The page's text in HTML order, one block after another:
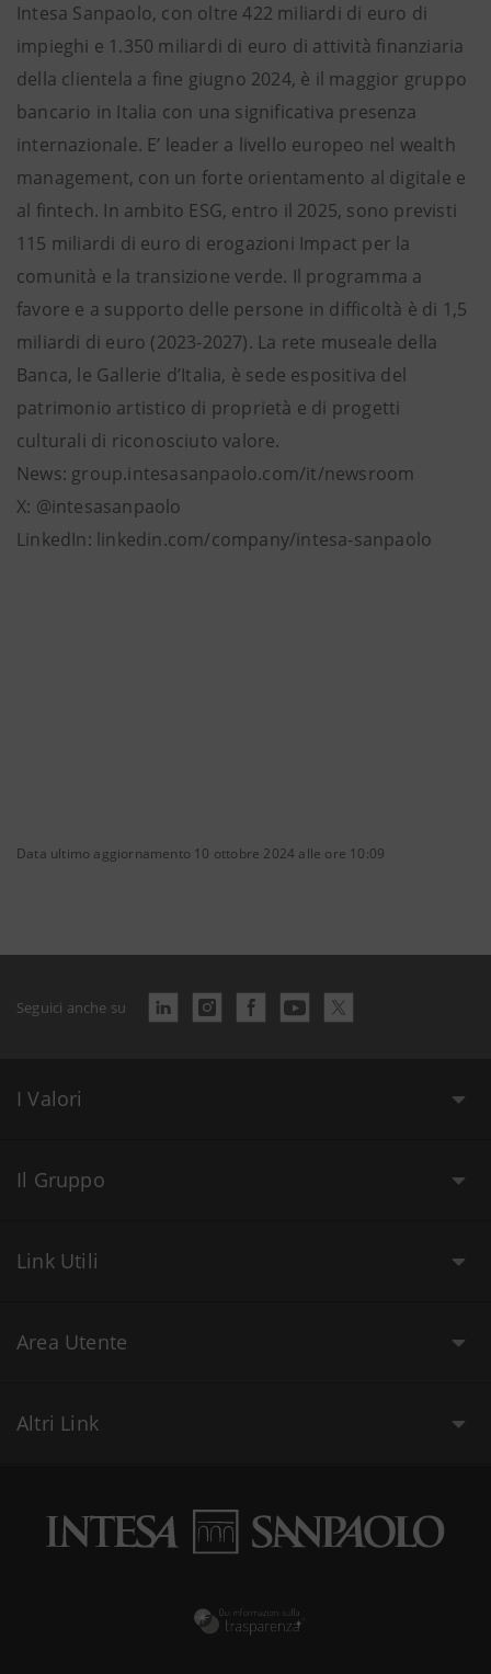
Intesa Sanpaolo, con oltre 422 miliardi di euro di
impieghi e 1.350 miliardi di euro di attività finanziaria
della clientela a fine giugno 2024, è il maggior gruppo
bancario in Italia con una significativa presenza
internazionale. E’ leader a livello europeo nel wealth
management, con un forte orientamento al digitale e
al fintech. In ambito ESG, entro il 2025, sono previsti
115 miliardi di euro di erogazioni Impact per la
comunità e la transizione verde. Il programma a
favore e a supporto delle persone in difficoltà è di 1,5
miliardi di euro (2023-2027). La rete museale della
Banca, le Gallerie d’Italia, è sede espositiva del
patrimonio artistico di proprietà e di progetti
culturali di riconosciuto valore.
News: group.intesasanpaolo.com/it/newsroom
X: @intesasanpaolo
LinkedIn: linkedin.com/company/intesa-sanpaolo
Data ultimo aggiornamento 10 ottobre 2024 alle ore 10:09
Seguici anche su
I Valori
Il Gruppo
Link Utili
Area Utente
Altri Link